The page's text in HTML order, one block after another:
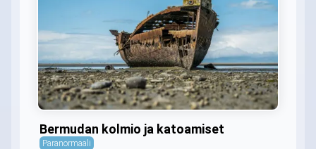
Bermudan kolmio ja katoamiset
Paranormaali